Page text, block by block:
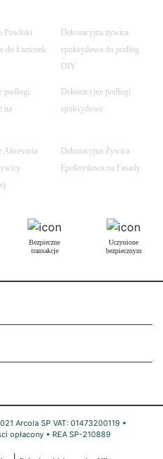
Powłoki
do Łazienek
Dekoracyjna żywica
epoksydowa do podłóg
DIY
podłogi
na
Dekoracyjne podłogi
epoksydowe
Akcesoria
Dekoracyjna Żywica
Epoksydowa na Fasady
Bezpieczne
transakcje
Uczynione
bezpiecznym
Arcola SP VAT: 01473200119 •
opłacony • REA SP-210889